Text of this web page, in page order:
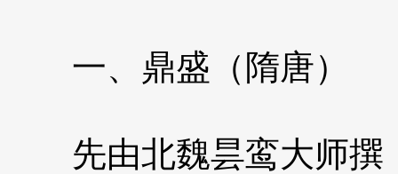
一、鼎盛（隋唐）
先由北魏昙鸾大师撰